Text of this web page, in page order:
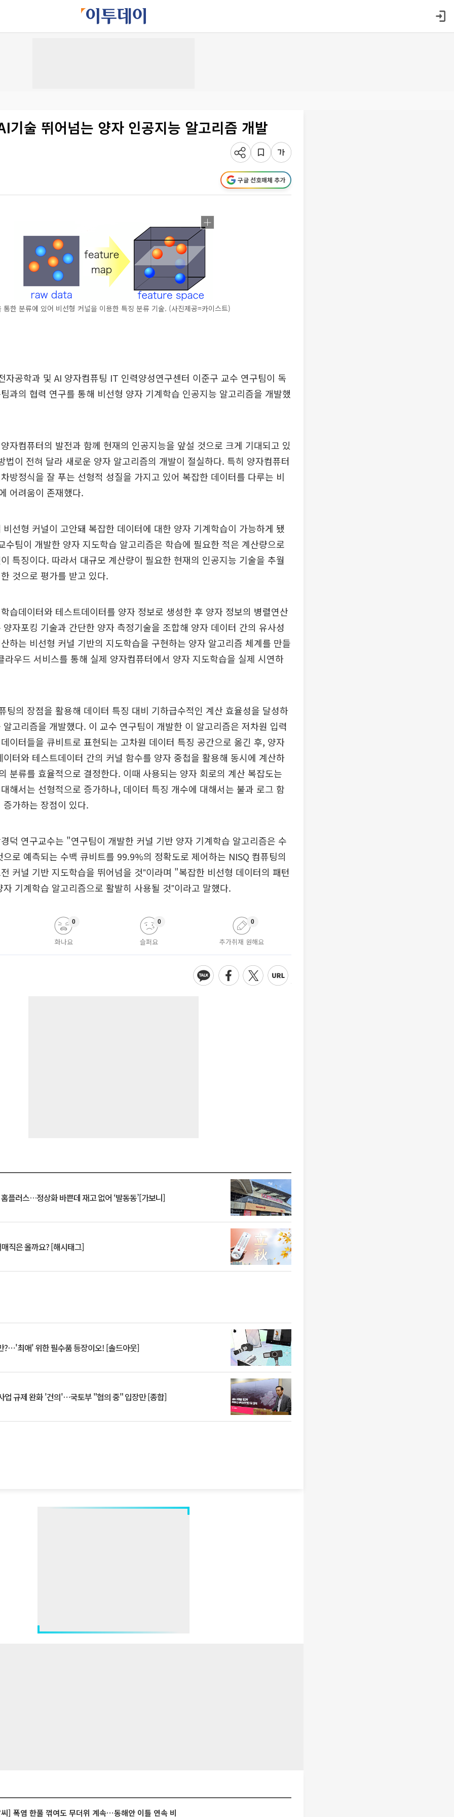
기술 뛰어넘는 양자 인공지능 알고리즘 개발
구글 선호매체 추가
한 분류에 있어 비선형 커널을 이용한 특징 분류 기술. (사진제공=카이스트)
자공학과 및 AI 양자컴퓨팅 IT 인력양성연구센터 이준구 교수 연구팀이 독
과의 협력 연구를 통해 비선형 양자 기계학습 인공지능 알고리즘을 개발했
자컴퓨터의 발전과 함께 현재의 인공지능을 앞설 것으로 크게 기대되고 있
법이 전혀 달라 새로운 양자 알고리즘의 개발이 절실하다. 특히 양자컴퓨터
방정식을 잘 푸는 선형적 성질을 가지고 있어 복잡한 데이터를 다루는 비
어려움이 존재했다.
선형 커널이 고안돼 복잡한 데이터에 대한 양자 기계학습이 가능하게 됐
수팀이 개발한 양자 지도학습 알고리즘은 학습에 필요한 적은 계산량으로
특징이다. 따라서 대규모 계산량이 필요한 현재의 인공지능 기술을 추월
것으로 평가를 받고 있다.
습데이터와 테스트데이터를 양자 정보로 생성한 후 양자 정보의 병렬연산
자포킹 기술과 간단한 양자 측정기술을 조합해 양자 데이터 간의 유사성
하는 비선형 커널 기반의 지도학습을 구현하는 양자 알고리즘 체계를 만들
라우드 서비스를 통해 실제 양자컴퓨터에서 양자 지도학습을 실제 시연하
팅의 장점을 활용해 데이터 특징 대비 기하급수적인 계산 효율성을 달성하
고리즘을 개발했다. 이 교수 연구팀이 개발한 이 알고리즘은 저차원 입력
이터들을 큐비트로 표현되는 고차원 데이터 특징 공간으로 옮긴 후, 양자
터와 테스트데이터 간의 커널 함수를 양자 중첩을 활용해 동시에 계산하
분류를 효율적으로 결정한다. 이때 사용되는 양자 회로의 계산 복잡도는
해서는 선형적으로 증가하나, 데이터 특징 개수에 대해서는 불과 로그 함
가하는 장점이 있다.
덕 연구교수는 "연구팀이 개발한 커널 기반 양자 기계학습 알고리즘은 수
으로 예측되는 수백 큐비트를 99.9%의 정확도로 제어하는 NISQ 컴퓨팅의
커널 기반 지도학습을 뛰어넘을 것ˮ이라며 "복잡한 비선형 데이터의 패턴
기계학습 알고리즘으로 활발히 사용될 것ˮ이라고 말했다.
화나요
0
슬퍼요
0
추가취재 원해요
0
플러스…정상화 바쁜데 재고 없어 ‘발동동’[가보니]
직은 올까요? [해시태그]
?⋯'최애' 위한 필수품 등장이오! [솔드아웃]
업 규제 완화 '건의'⋯국토부 "협의 중" 입장만 [종합]
] 폭염 한풀 꺾여도 무더위 계속⋯동해안 이틀 연속 비